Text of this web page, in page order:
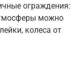
ограждения:
можно
колеса от